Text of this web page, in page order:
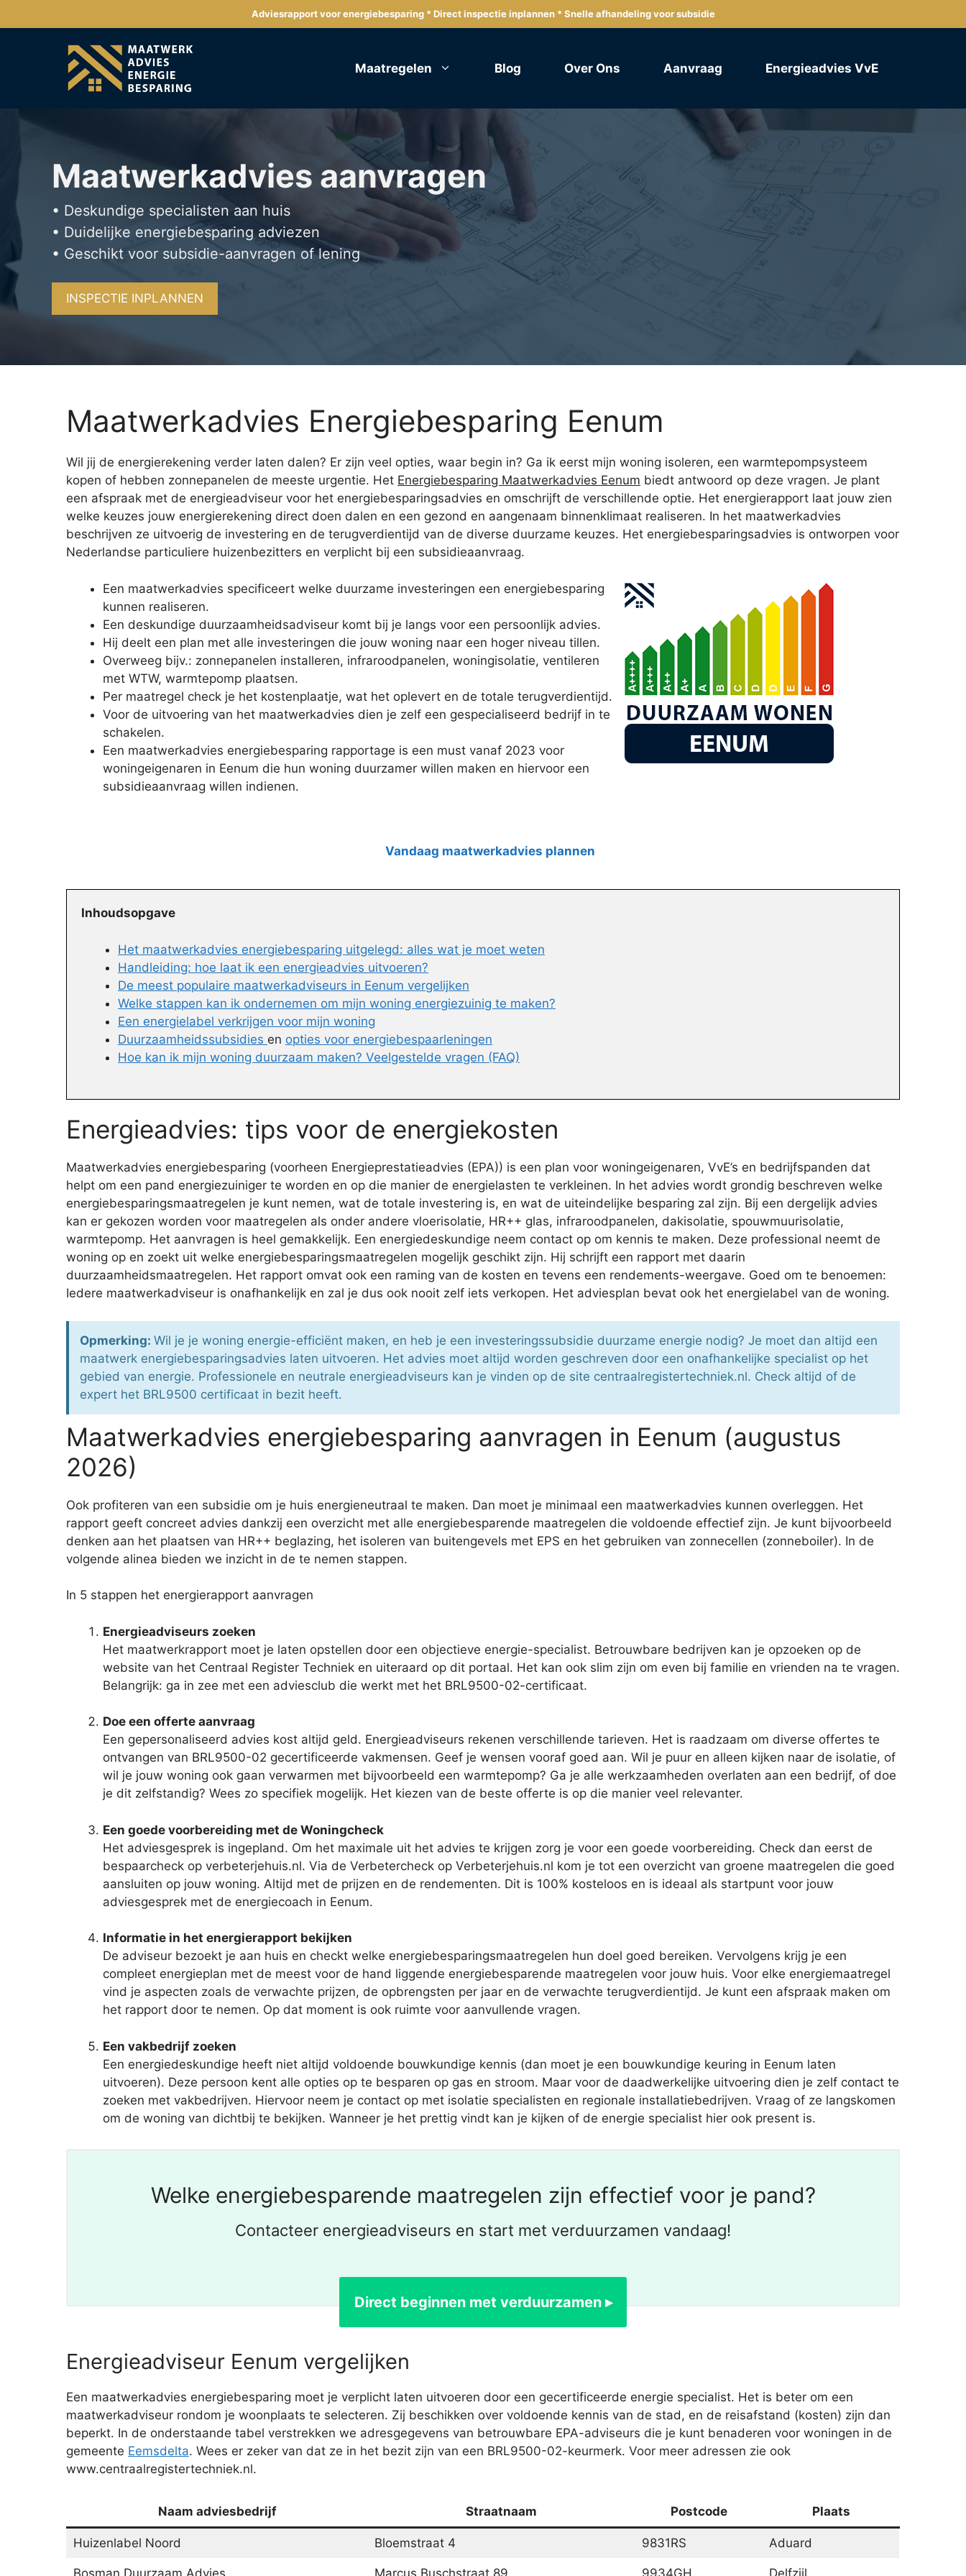
naar
Adviesrapport voor energiebesparing * Direct inspectie inplannen * Snelle afhandeling voor subsidie
Maatregelen Blog Over Ons Aanvraag Energieadvies VvE
Maatwerkadvies aanvragen
• Deskundige specialisten aan huis
• Duidelijke energiebesparing adviezen
• Geschikt voor subsidie-aanvragen of lening
INSPECTIE INPLANNEN
Maatwerkadvies Energiebesparing Eenum
Wil jij de energierekening verder laten dalen? Er zijn veel opties, waar begin in? Ga ik eerst mijn woning isoleren, een warmtepompsysteem
kopen of hebben zonnepanelen de meeste urgentie. Het Energiebesparing Maatwerkadvies Eenum biedt antwoord op deze vragen. Je plant
een afspraak met de energieadviseur voor het energiebesparingsadvies en omschrijft de verschillende optie. Het energierapport laat jouw zien
welke keuzes jouw energierekening direct doen dalen en een gezond en aangenaam binnenklimaat realiseren. In het maatwerkadvies
beschrijven ze uitvoerig de investering en de terugverdientijd van de diverse duurzame keuzes. Het energiebesparingsadvies is ontworpen voor
Nederlandse particuliere huizenbezitters en verplicht bij een subsidieaanvraag.
Een maatwerkadvies specificeert welke duurzame investeringen een energiebesparing
kunnen realiseren.
Een deskundige duurzaamheidsadviseur komt bij je langs voor een persoonlijk advies.
Hij deelt een plan met alle investeringen die jouw woning naar een hoger niveau tillen.
Overweeg bijv.: zonnepanelen installeren, infraroodpanelen, woningisolatie, ventileren
met WTW, warmtepomp plaatsen.
Per maatregel check je het kostenplaatje, wat het oplevert en de totale terugverdientijd.
Voor de uitvoering van het maatwerkadvies dien je zelf een gespecialiseerd bedrijf in te
schakelen.
Een maatwerkadvies energiebesparing rapportage is een must vanaf 2023 voor
woningeigenaren in Eenum die hun woning duurzamer willen maken en hiervoor een
subsidieaanvraag willen indienen.
Vandaag maatwerkadvies plannen
Inhoudsopgave
Het maatwerkadvies energiebesparing uitgelegd: alles wat je moet weten
Handleiding: hoe laat ik een energieadvies uitvoeren?
De meest populaire maatwerkadviseurs in Eenum vergelijken
Welke stappen kan ik ondernemen om mijn woning energiezuinig te maken?
Een energielabel verkrijgen voor mijn woning
Duurzaamheidssubsidies en opties voor energiebespaarleningen
Hoe kan ik mijn woning duurzaam maken? Veelgestelde vragen (FAQ)
Energieadvies: tips voor de energiekosten
Maatwerkadvies energiebesparing (voorheen Energieprestatieadvies (EPA)) is een plan voor woningeigenaren, VvE’s en bedrijfspanden dat
helpt om een pand energiezuiniger te worden en op die manier de energielasten te verkleinen. In het advies wordt grondig beschreven welke
energiebesparingsmaatregelen je kunt nemen, wat de totale investering is, en wat de uiteindelijke besparing zal zijn. Bij een dergelijk advies
kan er gekozen worden voor maatregelen als onder andere vloerisolatie, HR++ glas, infraroodpanelen, dakisolatie, spouwmuurisolatie,
warmtepomp. Het aanvragen is heel gemakkelijk. Een energiedeskundige neem contact op om kennis te maken. Deze professional neemt de
woning op en zoekt uit welke energiebesparingsmaatregelen mogelijk geschikt zijn. Hij schrijft een rapport met daarin
duurzaamheidsmaatregelen. Het rapport omvat ook een raming van de kosten en tevens een rendements-weergave. Goed om te benoemen:
Iedere maatwerkadviseur is onafhankelijk en zal je dus ook nooit zelf iets verkopen. Het adviesplan bevat ook het energielabel van de woning.
Opmerking: Wil je je woning energie-efficiënt maken, en heb je een investeringssubsidie duurzame energie nodig? Je moet dan altijd een
maatwerk energiebesparingsadvies laten uitvoeren. Het advies moet altijd worden geschreven door een onafhankelijke specialist op het
gebied van energie. Professionele en neutrale energieadviseurs kan je vinden op de site centraalregistertechniek.nl. Check altijd of de
expert het BRL9500 certificaat in bezit heeft.
Maatwerkadvies energiebesparing aanvragen in Eenum (augustus
2026)
Ook profiteren van een subsidie om je huis energieneutraal te maken. Dan moet je minimaal een maatwerkadvies kunnen overleggen. Het
rapport geeft concreet advies dankzij een overzicht met alle energiebesparende maatregelen die voldoende effectief zijn. Je kunt bijvoorbeeld
denken aan het plaatsen van HR++ beglazing, het isoleren van buitengevels met EPS en het gebruiken van zonnecellen (zonneboiler). In de
volgende alinea bieden we inzicht in de te nemen stappen.
In 5 stappen het energierapport aanvragen
Energieadviseurs zoeken
Het maatwerkrapport moet je laten opstellen door een objectieve energie-specialist. Betrouwbare bedrijven kan je opzoeken op de
website van het Centraal Register Techniek en uiteraard op dit portaal. Het kan ook slim zijn om even bij familie en vrienden na te vragen.
Belangrijk: ga in zee met een adviesclub die werkt met het BRL9500-02-certificaat.
Doe een offerte aanvraag
Een gepersonaliseerd advies kost altijd geld. Energieadviseurs rekenen verschillende tarieven. Het is raadzaam om diverse offertes te
ontvangen van BRL9500-02 gecertificeerde vakmensen. Geef je wensen vooraf goed aan. Wil je puur en alleen kijken naar de isolatie, of
wil je jouw woning ook gaan verwarmen met bijvoorbeeld een warmtepomp? Ga je alle werkzaamheden overlaten aan een bedrijf, of doe
je dit zelfstandig? Wees zo specifiek mogelijk. Het kiezen van de beste offerte is op die manier veel relevanter.
Een goede voorbereiding met de Woningcheck
Het adviesgesprek is ingepland. Om het maximale uit het advies te krijgen zorg je voor een goede voorbereiding. Check dan eerst de
bespaarcheck op verbeterjehuis.nl. Via de Verbetercheck op Verbeterjehuis.nl kom je tot een overzicht van groene maatregelen die goed
aansluiten op jouw woning. Altijd met de prijzen en de rendementen. Dit is 100% kosteloos en is ideaal als startpunt voor jouw
adviesgesprek met de energiecoach in Eenum.
Informatie in het energierapport bekijken
De adviseur bezoekt je aan huis en checkt welke energiebesparingsmaatregelen hun doel goed bereiken. Vervolgens krijg je een
compleet energieplan met de meest voor de hand liggende energiebesparende maatregelen voor jouw huis. Voor elke energiemaatregel
vind je aspecten zoals de verwachte prijzen, de opbrengsten per jaar en de verwachte terugverdientijd. Je kunt een afspraak maken om
het rapport door te nemen. Op dat moment is ook ruimte voor aanvullende vragen.
Een vakbedrijf zoeken
Een energiedeskundige heeft niet altijd voldoende bouwkundige kennis (dan moet je een bouwkundige keuring in Eenum laten
uitvoeren). Deze persoon kent alle opties op te besparen op gas en stroom. Maar voor de daadwerkelijke uitvoering dien je zelf contact te
zoeken met vakbedrijven. Hiervoor neem je contact op met isolatie specialisten en regionale installatiebedrijven. Vraag of ze langskomen
om de woning van dichtbij te bekijken. Wanneer je het prettig vindt kan je kijken of de energie specialist hier ook present is.
Welke energiebesparende maatregelen zijn effectief voor je pand?
Contacteer energieadviseurs en start met verduurzamen vandaag!
Direct beginnen met verduurzamen ▸
Energieadviseur Eenum vergelijken
Een maatwerkadvies energiebesparing moet je verplicht laten uitvoeren door een gecertificeerde energie specialist. Het is beter om een
maatwerkadviseur rondom je woonplaats te selecteren. Zij beschikken over voldoende kennis van de stad, en de reisafstand (kosten) zijn dan
beperkt. In de onderstaande tabel verstrekken we adresgegevens van betrouwbare EPA-adviseurs die je kunt benaderen voor woningen in de
gemeente Eemsdelta. Wees er zeker van dat ze in het bezit zijn van een BRL9500-02-keurmerk. Voor meer adressen zie ook
www.centraalregistertechniek.nl.
Naam adviesbedrijf Straatnaam Postcode Plaats
Huizenlabel Noord Bloemstraat 4 9831RS Aduard